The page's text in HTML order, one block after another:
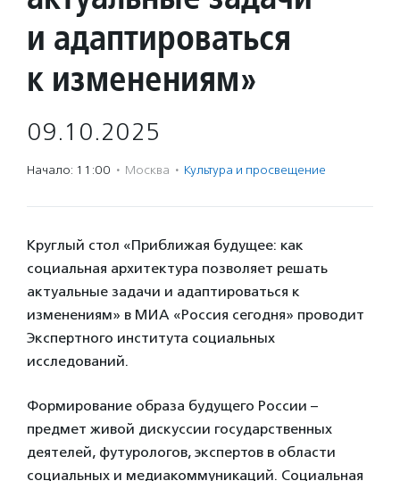
и адаптироваться
к изменениям»
09.10.2025
Начало: 11:00 · Москва · Культура и просвещение
Круглый стол «Приближая будущее: как
социальная архитектура позволяет решать
актуальные задачи и адаптироваться к
изменениям» в МИА «Россия сегодня» проводит
Экспертного института социальных
исследований.
Формирование образа будущего России –
предмет живой дискуссии государственных
деятелей, футурологов, экспертов в области
социальных и медиакоммуникаций. Социальная